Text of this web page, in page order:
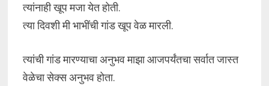
त्यांनाही खूप मजा येत होती.
त्या दिवशी मी भाभींची गांड खूप वेळ मारली.
त्यांची गांड मारण्याचा अनुभव माझा आजपर्यंतचा सर्वात जास्त
वेळेचा सेक्स अनुभव होता.